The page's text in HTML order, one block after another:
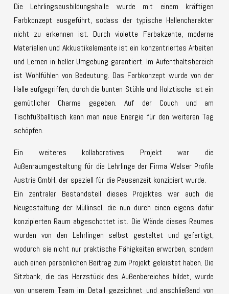
Die Lehrlingsausbildungshalle wurde mit einem kräftigen
Farbkonzept ausgeführt, sodass der typische Hallencharakter
nicht zu erkennen ist. Durch violette Farbakzente, moderne
Materialien und Akkustikelemente ist ein konzentriertes Arbeiten
und Lernen in heller Umgebung garantiert. Im Aufenthaltsbereich
ist Wohlfühlen von Bedeutung. Das Farbkonzept wurde von der
Halle aufgegriffen, durch die bunten Stühle und Holztische ist ein
gemütlicher Charme gegeben. Auf der Couch und am
Tischfußballtisch kann man neue Energie für den weiteren Tag
schöpfen.
Ein weiteres kollaboratives Projekt war die
Außenraumgestaltung für die Lehrlinge der Firma Welser Profile
Austria GmbH, der speziell für die Pausenzeit konzipiert wurde.
Ein zentraler Bestandsteil dieses Projektes war auch die
Neugestaltung der Müllinsel, die nun durch einen eigens dafür
konzipierten Raum abgeschottet ist. Die Wände dieses Raumes
wurden von den Lehrlingen selbst gestaltet und gefertigt,
wodurch sie nicht nur praktische Fähigkeiten erworben, sondern
auch einen persönlichen Beitrag zum Projekt geleistet haben. Die
Sitzbank, die das Herzstück des Außenbereiches bildet, wurde
von unserem Team im Detail gezeichnet und anschließend von